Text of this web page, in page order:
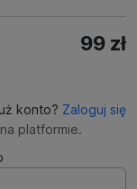
99 zł
konto? Zaloguj się
platformie.